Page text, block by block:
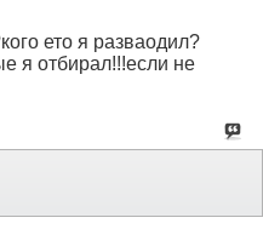
ето я разваодил?
я отбирал!!!если не